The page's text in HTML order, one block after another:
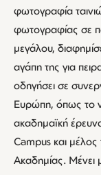
φωτογραφία
φωτογραφίας σε
μεγάλου,
αγάπη της για
οδηγήσει σε
Ευρώπη, όπως το
ακαδημαϊκή
Campus και μέλος
Ακαδημίας. Μένει